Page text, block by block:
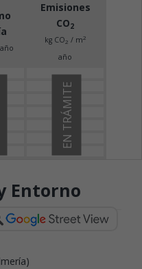
año
Emisiones
CO2
kg CO2 / m2
año
EN TRÁMITE
Entorno